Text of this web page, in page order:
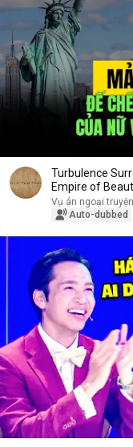
Turbulence
Empire of
O...
Vụ án ngoại truyện
Auto-dubbed